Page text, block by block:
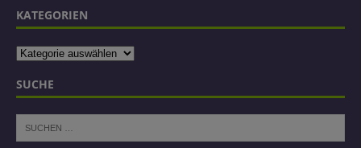
KATEGORIEN
SUCHE